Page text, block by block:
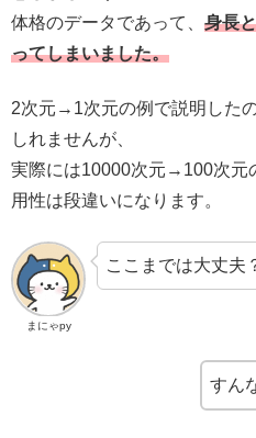
体格のデータであって、 身長
ってしまいました。
2次元→1次元の例で説明した
しれませんが、
実際には10000次元→100次元
用性は段違いになります。
まにゃpy
ここまでは大丈夫
すん